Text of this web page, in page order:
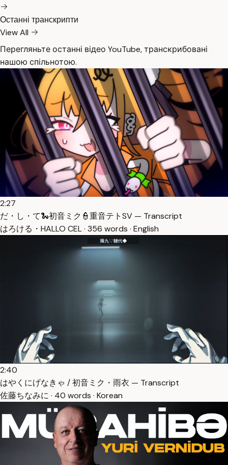
Останні транскрипти
View All
Перегляньте останні відео YouTube, транскрибовані
нашою спільнотою.
2:27
だ・し・て🐍初音ミク👮重音テトSV — Transcript
はろける・HALLO CEL · 356 words · English
2:40
はやくにげなきゃ / 初音ミク・雨衣 — Transcript
佐藤ちなみに · 40 words · Korean